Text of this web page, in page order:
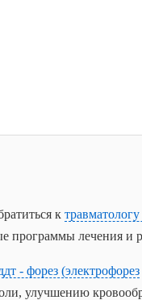
к
программы лечения и
- форез (электрофорез
улучшению